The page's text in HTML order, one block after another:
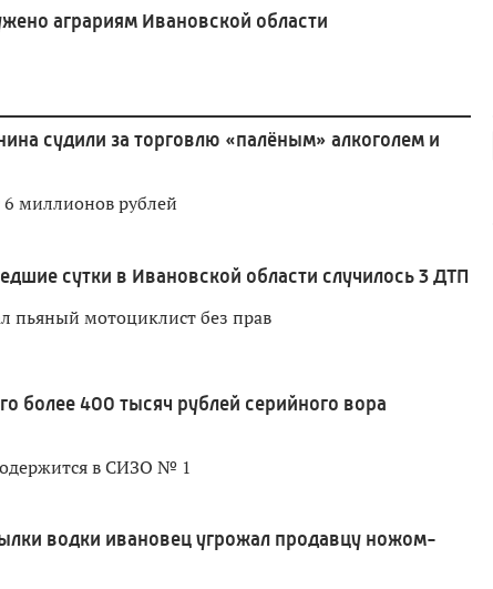
аграриям Ивановской области
судили за торговлю «палёным» алкоголем и
миллионов рублей
сутки в Ивановской области случилось 3 ДТП
пьяный мотоциклист без прав
более 400 тысяч рублей серийного вора
в СИЗО № 1
водки ивановец угрожал продавцу ножом-